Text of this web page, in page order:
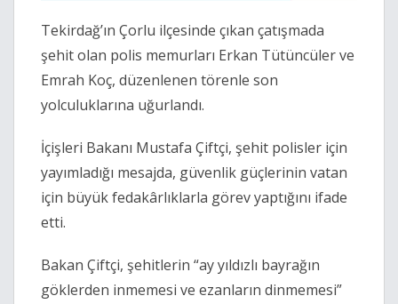
Tekirdağ’ın Çorlu ilçesinde çıkan çatışmada
şehit olan polis memurları Erkan Tütüncüler ve
Emrah Koç, düzenlenen törenle son
yolculuklarına uğurlandı.
İçişleri Bakanı Mustafa Çiftçi, şehit polisler için
yayımladığı mesajda, güvenlik güçlerinin vatan
için büyük fedakârlıklarla görev yaptığını ifade
etti.
Bakan Çiftçi, şehitlerin “ay yıldızlı bayrağın
göklerden inmemesi ve ezanların dinmemesi”